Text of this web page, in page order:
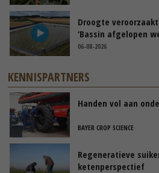
Droogte
‘Bassin afgelopen
06-08-2026
KENNISPARTNERS
Handen vol aan
BAYER CROP SCIENCE
Regeneratieve
ketenperspectief